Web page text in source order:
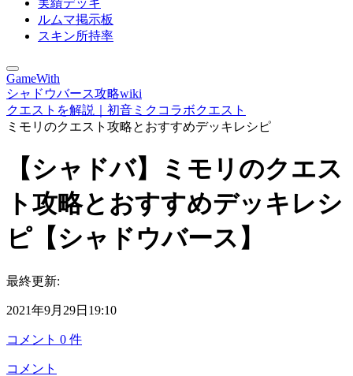
実績デッキ
ルムマ掲示板
スキン所持率
GameWith
シャドウバース攻略wiki
クエストを解説｜初音ミクコラボクエスト
ミモリのクエスト攻略とおすすめデッキレシピ
【シャドバ】ミモリのクエス
ト攻略とおすすめデッキレシ
ピ【シャドウバース】
最終更新:
2021年9月29日19:10
コメント 0 件
コメント